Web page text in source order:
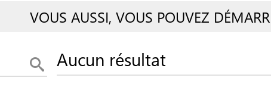
VOUS AUSSI, VOUS POUVEZ
Aucun résultat